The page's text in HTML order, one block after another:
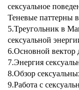
сексуальное
Теневые паттерны
5.Треугольник в
сексуальной
6.Основной вектор
7.Энергия
8.Обзор
9.Работа с